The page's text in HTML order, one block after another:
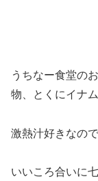
うちなー食堂の
物、とくにイナ
激熱汁好きなの
いいころ合いに